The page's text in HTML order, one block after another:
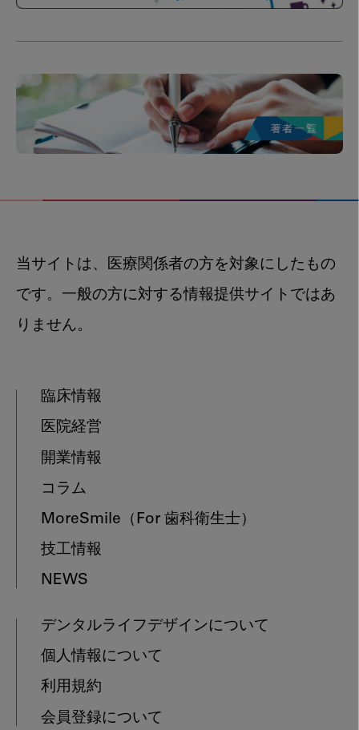
当サイトは、医療関係者の方を対象にしたもの
です。一般の方に対する情報提供サイトではあ
りません。
臨床情報
医院経営
開業情報
コラム
MoreSmile （For 歯科衛生士）
技工情報
NEWS
デンタルライフデザインについて
個人情報について
利用規約
会員登録について